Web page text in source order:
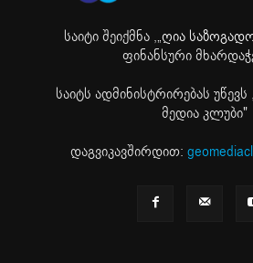
საიტი შეიქმნა ,„ღია
ფინანსური
საიტს ადმინისტრირებას
მედია კლუბი"
დაგვიკავშირდით: